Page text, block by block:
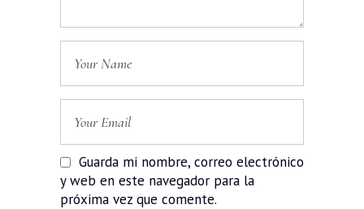
Guarda mi nombre, correo electrónico
y web en este navegador para la
próxima vez que comente.